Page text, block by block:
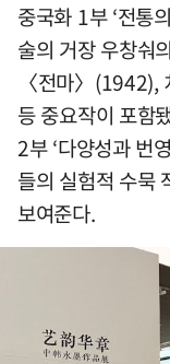
중국화 1부 ‘전통
술의 거장 우창숴
〈전마〉
등 중요작이 포함
2부 ‘다양성과 번
들의 실험적 수묵
보여준다.